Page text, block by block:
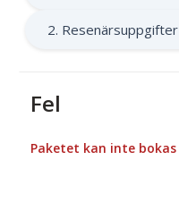
2. Resenärsuppgifter
Fel
Paketet kan inte bokas